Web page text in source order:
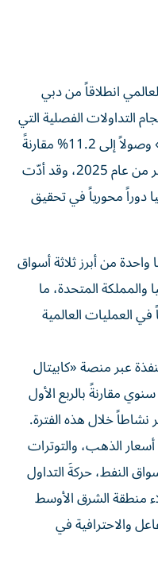
انطلاقاً من دبي
التداولات الفصلية التي
تسجلها المنصة «كابيتال دوت كوم» وصولاً إلى 11.2% مقارنةً
ب1.14 تريليون دولار في الربع الأخير من عام 2025، وقد أدّت
دوراً محورياً في تحقيق
من أبرز ثلاثة أسواق
المتحدة، ما
في العمليات العالمية
عبر منصة «كابيتال
أساس سنوي مقارنةً بالربع الأول
نشاطاً خلال هذه الفترة.
الذهب، والتوترات
النفط، حركةَ التداول
منطقة الشرق الأوسط
والاحترافية في